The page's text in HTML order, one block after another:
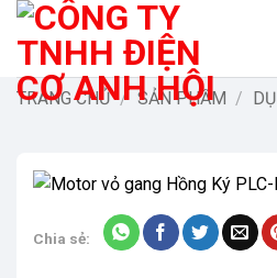
Bỏ
qua
dungTRANG CHỦ / SẢN PHẨM /
Chia sẻ: